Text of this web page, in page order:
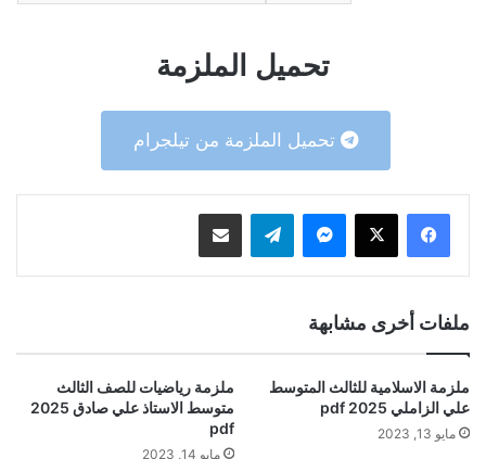
تحميل الملزمة
تحميل الملزمة من تيلجرام
ماسنجر تيلقرام مشاركة عبر البريد
ملفات أخرى مشابهة
ملزمة الاسلامية للثالث المتوسط
علي الزاملي 2025 pdf
مايو 13, 2023
ملزمة رياضيات للصف الثالث
متوسط الاستاذ علي صادق 2025
pdf
مايو 14, 2023